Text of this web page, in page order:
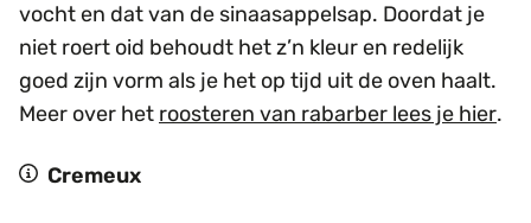
vocht en dat van de sinaasappelsap. Doordat je
niet roert oid behoudt het z’n kleur en redelijk
goed zijn vorm als je het op tijd uit de oven haalt.
Meer over het roosteren van rabarber lees je hier.
Cremeux